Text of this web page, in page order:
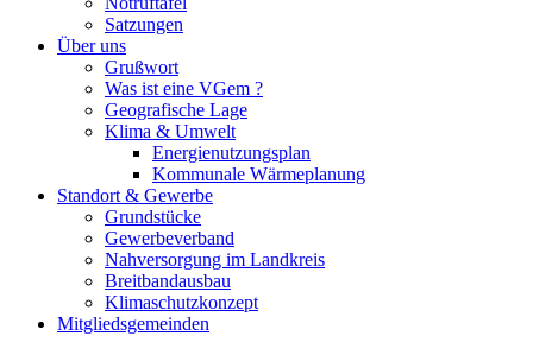
Satzungen
Über uns
Grußwort
Was ist eine VGem ?
Geografische Lage
Klima & Umwelt
Energienutzungsplan
Kommunale Wärmeplanung
Standort & Gewerbe
Grundstücke
Gewerbeverband
Nahversorgung im Landkreis
Breitbandausbau
Klimaschutzkonzept
Mitgliedsgemeinden